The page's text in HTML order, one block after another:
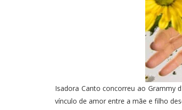
Isadora Canto concorreu ao Grammy
vínculo de amor entre a mãe e filho